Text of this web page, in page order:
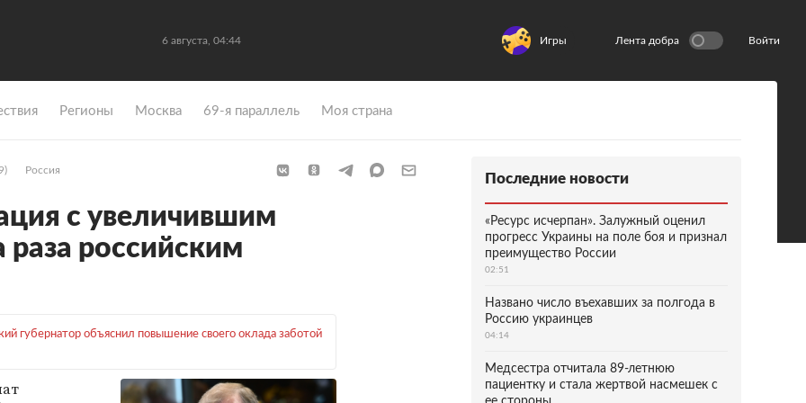
6 августа, 04:44 Игры Лента добра Войти
Регионы Москва 69-я параллель Моя страна
Россия
с увеличившим
российским
губернатор объяснил повышение своего оклада заботой
Последние новости
«Ресурс исчерпан». Залужный оценил
прогресс Украины на поле боя и признал
преимущество России
02:51
Названо число въехавших за полгода в
Россию украинцев
04:14
Медсестра отчитала 89-летнюю
пациентку и стала жертвой насмешек с